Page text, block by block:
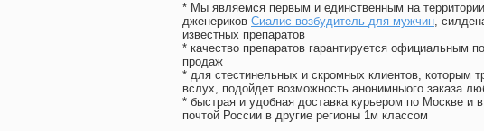
* Мы являемся первым и единственным на
дженериков Сиалис возбудитель для мужчин,
известных препаратов
* качество препаратов гарантируется официальным
продаж
* для стестинельных и скромных клиентов, которым
вслух, подойдет возможность анонимныого заказа
* быстрая и удобная доставка курьером по Москве и
почтой России в другие регионы 1м классом